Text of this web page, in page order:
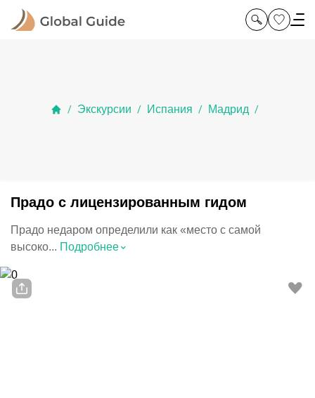
/ Экскурсии / Испания / Мадрид /
Прадо с лицензированным гидом
Прадо недаром определили как «место с самой
высоко... Подробнее⌃